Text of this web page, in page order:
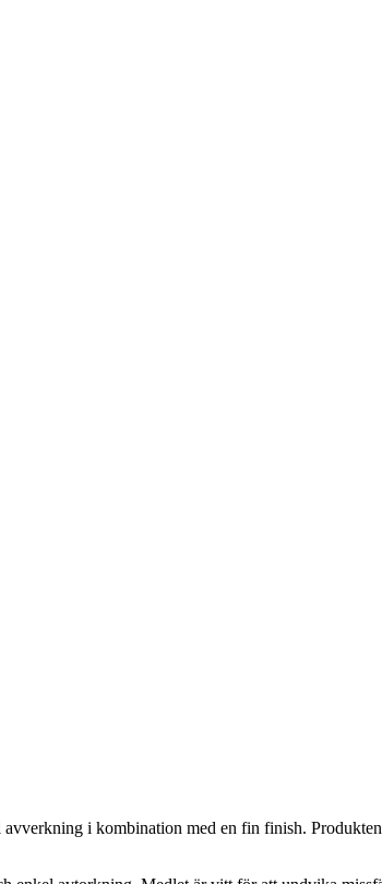
i kombination med en fin finish.